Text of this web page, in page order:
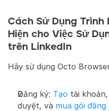
Cách Sử Dụng Trình
Hiện cho Việc Sử
trên LinkedIn
Hãy sử dụng Octo
Đăng ký: Tạo tài khoản,
duyệt, và mua gói đăng